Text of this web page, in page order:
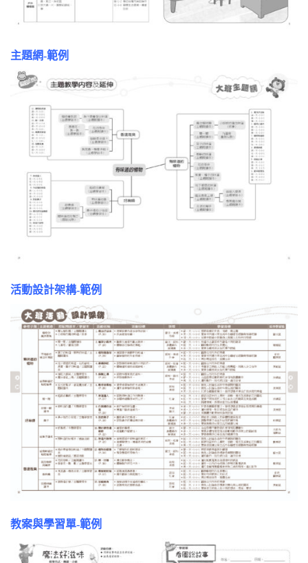
主題網-範例
活動設計架構-範例
教案與學習單-範例